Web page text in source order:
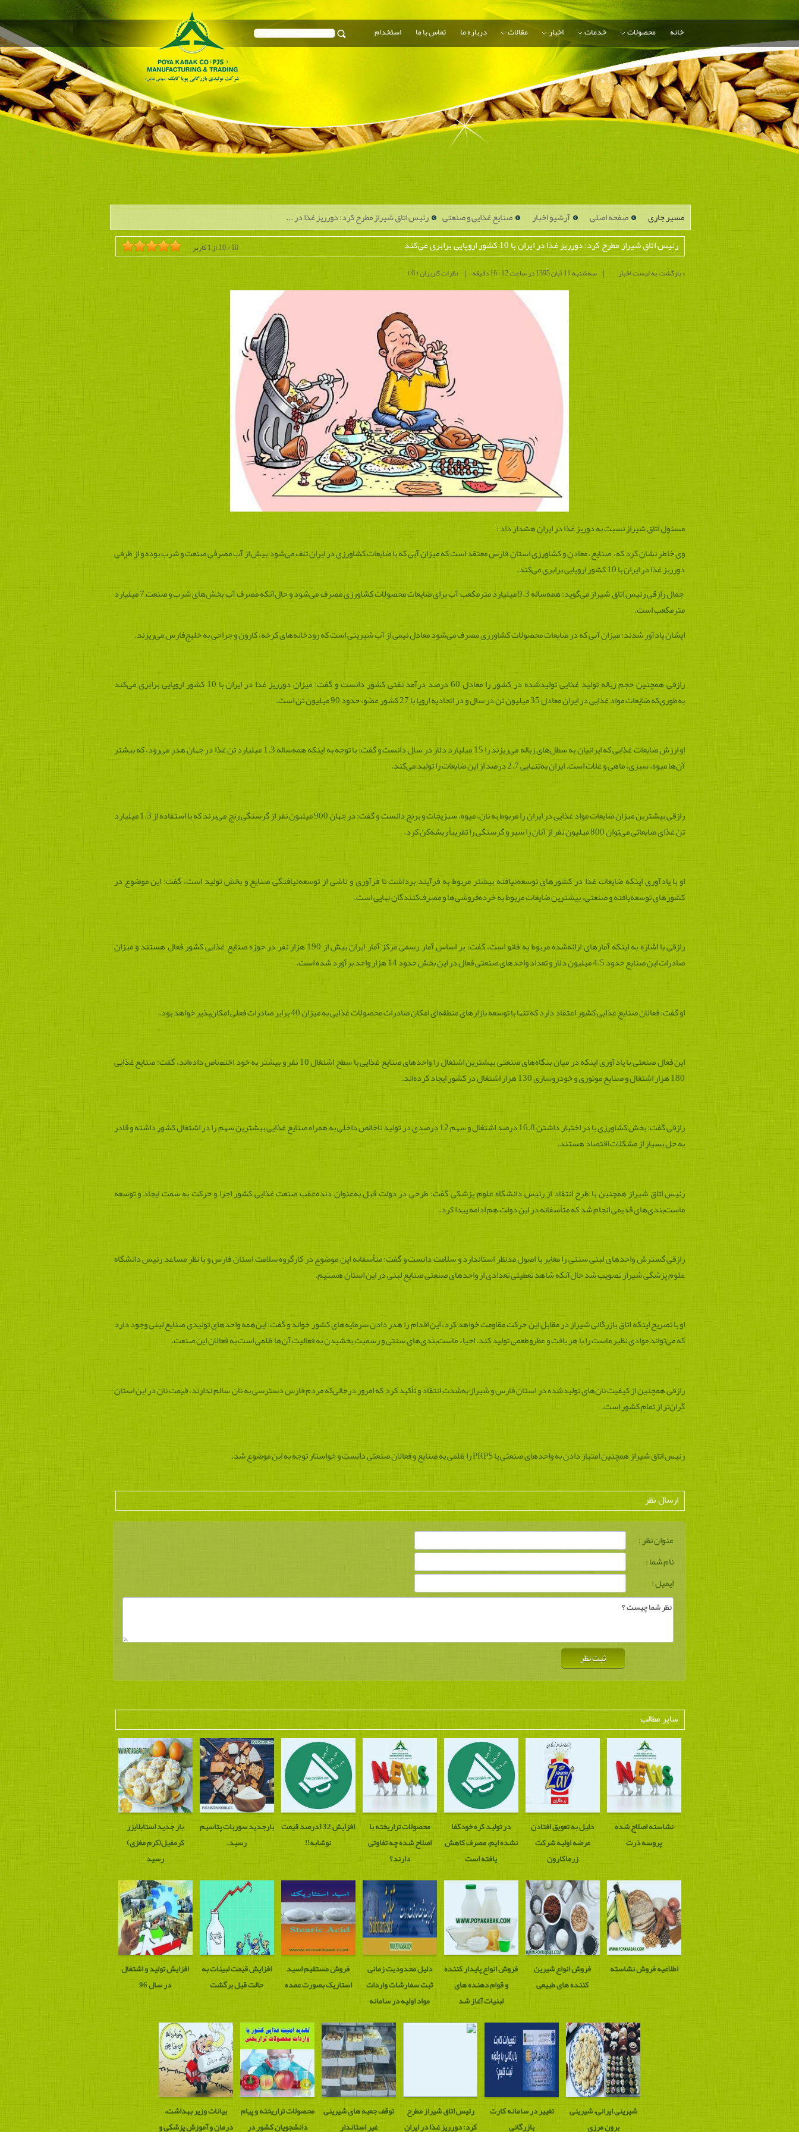
خانه محصولات خدمات اخبار مقالات درباره ما تماس با ما استخدام
مسیر جاری صفحه اصلی آرشیو اخبار صنایع غذایی و صنعتی رئیس اتاق شیراز مطرح کرد: دورریز غذا در ...
رئیس اتاق شیراز مطرح کرد: دورریز غذا در ایران با 10 کشور اروپایی برابری می‌کند 10/10 از1کاربر
« بازگشت به لیست اخبار
| ﺳﻪشنبه 11 آبان 1395 در ساعت 12 : 16 دقیقه | نظرات کاربران ( 0 )
مسئول اتاق شیراز نسبت به دوریز غذا در ایران هشدار داد :
وی خاطر نشان کرد که، صنایع، معادن و کشاورزی استان فارس معتقد است که میزان آبی که با ضایعات کشاورزی در ایران تلف می‌شود بیش از آب مصرفی صنعت و شرب بوده و از طرفی
دورریز غذا در ایران با 10 کشور اروپایی برابری می‌کند.
جمال رازقی رئیس اتاق شیراز می‌گوید: همه‌ساله 9.3 میلیارد مترمکعب آب برای ضایعات محصولات کشاورزی مصرف می‌شود و حال‌آنکه مصرف آب بخش‌های شرب و صنعت 7 میلیارد
مترمکعب است.
ایشان یادآور شدند: میزان آبی که در ضایعات محصولات کشاورزی مصرف می‌شود معادل نیمی از آب شیرینی است که رودخانه‌های کرخه، کارون و جراحی به خلیج‌فارس می‌ریزند.
رازقی همچنین حجم زباله تولید غذایی تولیدشده در کشور را معادل 60 درصد درآمد نفتی کشور دانست و گفت: میزان دورریز غذا در ایران با 10 کشور اروپایی برابری می‌کند
به‌طوری‌که ضایعات مواد غذایی در ایران معادل 35 میلیون تن در سال و در اتحادیه اروپا با 27 کشور عضو، حدود 90 میلیون تن است.
او ارزش ضایعات غذایی که ایرانیان به سطل‌های زباله می‌ریزند را 15 میلیارد دلار در سال دانست و گفت: با توجه به اینکه همه‌ساله 1.3 میلیارد تن غذا در جهان هدر می‌رود، که بیشتر
آن‌ها میوه، سبزی، ماهی و غلات است. ایران به‌تنهایی 2.7 درصد از این ضایعات را تولید می‌کند.
رازقی بیشترین میزان ضایعات مواد غذایی در ایران را مربوط به نان، میوه، سبزیجات و برنج دانست و گفت: در جهان 900 میلیون نفر از گرسنگی رنج می‌برند که با استفاده از 1.3 میلیارد
تن غذای ضایعاتی می‌توان 800 میلیون نفر از آنان را سیر و گرسنگی را تقریباً ریشه‌کن کرد.
او با یادآوری اینکه ضایعات غذا در کشورهای توسعه‌نیافته بیشتر مربوط به فرآیند برداشت تا فرآوری و ناشی از توسعه‌نیافتگی صنایع و بخش تولید است،‌ گفت: این موضوع در
کشورهای توسعه‌یافته و صنعتی، بیشترین ضایعات مربوط به خرده‌فروشی‌ها و مصرف‌کنندگان نهایی است.
رازقی با اشاره به اینکه آمارهای ارائه‌شده مربوط به فائو است، گفت: بر اساس آمار رسمی مرکز آمار ایران بیش از 190 هزار نفر در حوزه صنایع غذایی کشور فعال هستند و میزان
صادرات این صنایع حدود 4.5 میلیون دلار و تعداد واحدهای صنعتی فعال در این بخش حدود 14 هزار واحد برآورد شده است.
او گفت: فعالان صنایع غذایی کشور اعتقاد دارد که تنها با توسعه بازارهای منطقه‌ای امکان صادرات محصولات غذایی به میزان 40 برابر صادرات فعلی امکان‌پذیر خواهد بود.
این فعال صنعتی با یادآوری اینکه در میان بنگاه‌های صنعتی بیشترین اشتغال را واحدهای صنایع غذایی با سطح اشتغال 10 نفر و بیشتر به خود اختصاص داده‌اند، گفت: صنایع غذایی
180 هزار اشتغال و صنایع موتوری و خودروسازی 130 هزار اشتغال در کشور ایجاد کرده‌اند.
رازقی گفت: بخش کشاورزی با در اختیار داشتن 16.8 درصد اشتغال و سهم 12 درصدی در تولید ناخالص داخلی به همراه صنایع غذایی بیشترین سهم را در اشتغال کشور داشته و قادر
به حل بسیار از مشکلات اقتصاد هستند.
رئیس اتاق شیراز همچنین با طرح انتقاد از رئیس دانشگاه علوم پزشکی گفت: طرحی در دولت قبل به‌عنوان دنده‌عقب صنعت غذایی کشور اجرا و حرکت به سمت ایجاد و توسعه
ماست‌بندی‌های قدیمی انجام شد که متأسفانه در این دولت هم ادامه پیدا کرد.
رازقی گسترش واحدهای لبنی سنتی را مغایر با اصول مدنظر استاندارد و سلامت دانست و گفت: متأسفانه این موضوع در کارگروه سلامت استان فارس و با نظر مساعد رئیس دانشگاه
علوم پزشکی شیراز تصویب شد حال‌آنکه شاهد تعطیلی تعدادی از واحدهای صنعتی صنایع لبنی در این استان هستیم.
او با تصریح اینکه اتاق بازرگانی شیراز در مقابل این حرکت مقاومت خواهد کرد، این اقدام را هدر دادن سرمایه‌های کشور خواند و گفت: این‌همه واحدهای تولیدی صنایع لبنی وجود دارد
که می‌تواند موادی نظیر ماست را با هر بافت و عطروطعمی تولید کند. احیاء ماست‌بندی‌های سنتی و رسمیت بخشیدن به فعالیت آن‌ها ظلمی است به فعالان این صنعت.
رازقی همچنین از کیفیت نان‌های تولیدشده در استان فارس و شیراز به‌شدت انتقاد و تأکید کرد که امروز درحالی‌که مردم فارس دسترسی به نان سالم ندارند، قیمت نان در این استان
گران‌تر از تمام کشور است.
رئیس اتاق شیراز همچنین امتیاز دادن به واحدهای صنعتی یا PRPS را ظلمی به صنایع و فعالان صنعتی دانست و خواستار توجه به این موضوع شد.
ارسال نظر
عنوان نظر :
نام شما :
ایمیل :
سایر مطالب
نشاسته اصلاح شده
پروسه ذرت
دلیل به تعویق افتادن
عرضه اولیه شرکت
زرماکارون
در تولید کره خودکفا
نشده ایم، مصرف کاهش
یافته است
محصولات تراریخته با
اصلاح شده چه تفاوتی
دارند؟
افزایش 132درصد قیمت
نوشابه!!
بارجدید سوربات پتاسیم
رسید.
بار جدید استابلایزر
کرمفیل(کرم مغزی)
رسید
اطلاعیه فروش نشاسته
فروش انواع شیرین
کننده های طبیعی
فروش انواع پایدار کننده
و قوام دهنده های
لبنیات آغاز شد
دلیل محدودیت زمانی
ثبت سفارشات واردات
مواد اولیه در سامانه
فروش مستقیم اسید
استاریک بصورت عمده
افزایش قیمت لبینات به
حالت قبل برگشت
افزایش تولید و اشتغال
در سال 96
شیرینی ایرانی، شیرینی
برون مرزی
تغییر در سامانه کارت
بازرگانی
رئیس اتاق شیراز مطرح
کرد: دورریز غذا در ایران
توقف جعبه های شیرینی
غیر استاندار
محصولات تراریخته و پیام
دانشجویان کشور در
بیانات وزیر بهداشت،
درمان و آموزش پزشکی و